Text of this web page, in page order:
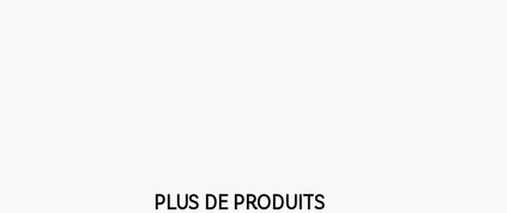
PLUS DE PRODUITS